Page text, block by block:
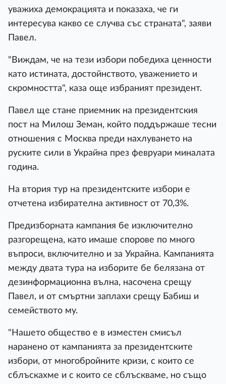
уважиха демокрацията и показаха, че ги
интересува какво се случва със страната", заяви
Павел.
"Виждам, че на тези избори победиха ценности
като истината, достойнството, уважението и
скромността", каза още избраният президент.
Павел ще стане приемник на президентския
пост на Милош Земан, който поддържаше тесни
отношения с Москва преди нахлуването на
руските сили в Украйна през февруари миналата
година.
На втория тур на президентските избори е
отчетена избирателна активност от 70,3%.
Предизборната кампания бе изключително
разгорещена, като имаше спорове по много
въпроси, включително и за Украйна. Кампанията
между двата тура на изборите бе белязана от
дезинформационна вълна, насочена срещу
Павел, и от смъртни заплахи срещу Бабиш и
семейството му.
"Нашето общество е в изместен смисъл
наранено от кампанията за президентските
избори, от многобройните кризи, с които се
сблъскахме и с които се сблъскваме, но също